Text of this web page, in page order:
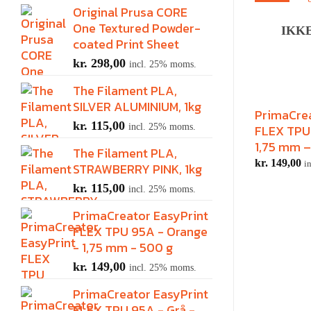
Original Prusa CORE
One Textured Powder-
coated Print Sheet
kr. 298,00 incl. 25% moms.
The Filament PLA,
SILVER ALUMINIUM, 1kg
kr. 115,00 incl. 25% moms.
The Filament PLA,
STRAWBERRY PINK, 1kg
kr. 115,00 incl. 25% moms.
PrimaCreator EasyPrint
FLEX TPU 95A - Orange
- 1,75 mm - 500 g
kr. 149,00 incl. 25% moms.
PrimaCreator EasyPrint
FLEX
1,75 mm
kr.149,00